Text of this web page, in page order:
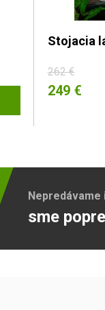
Stojacia
262 €
249 €
Nepredávame
sme